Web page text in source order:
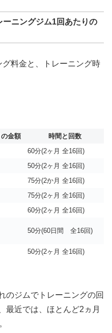
ニングジム1回あたりの
料金と、トレーニング時
の金額
時間と回数
60分(2ヶ月 全16回)
50分(2ヶ月 全16回)
75分(2か月 全16回)
75分(2ヶ月 全16回)
60分(2ヶ月 全16回)
50分(60日間 全16回)
50分(2ヶ月 全16回)
のジムでトレーニングの回
最近では、ほとんど2ヵ月